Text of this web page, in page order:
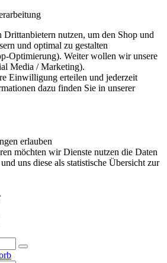
nutzen, um den Shop und
und optimal zu gestalten
Optimierung). Weiter wollen wir unsere
Media / Marketing).
Einwilligung erteilen und jederzeit
dazu finden Sie in unserer
erlauben
möchten wir Dienste nutzen die Daten
uns diese als statistische Übersicht zur